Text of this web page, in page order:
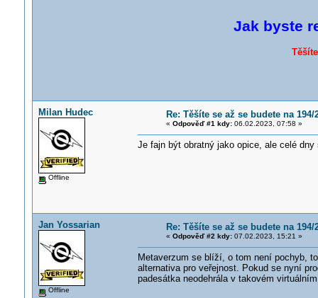
Jak byste
Milan Hudec
Offline
Re: Těšíte se až se budete na
« Odpověď #1 kdy:06.02.2023, 07:58 »
Je fajn být obratný jako opice, ale celé
Jan Yossarian
Offline
Re: Těšíte se až se budete na
« Odpověď #2 kdy:07.02.2023, 15:21 »
Metaverzum se blíží, o tom není pochyb,
alternativa pro veřejnost. Pokud se nyní
padesátka neodehrála v takovém